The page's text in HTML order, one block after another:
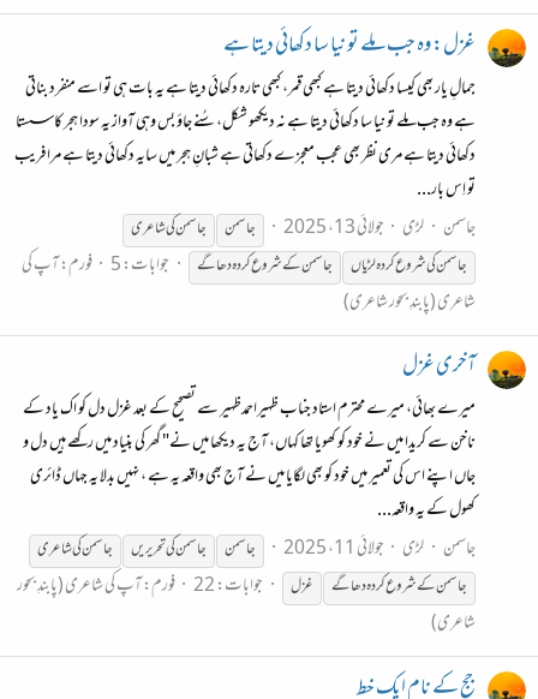
غزل: وہ جب ملے تو نیا سا دکھائی دیتا ہے
جمالِ یار بھی کیسا دکھائی دیتا ہے کبھی قمر، کبھی تارہ دکھائی دیتا ہے یہ بات ہی تو اسے منفرد بناتی
ہے وہ جب ملے تو نیا سا دکھائی دیتا ہے نہ دیکھو شکل، سُنے جاؤ بس وہی آواز یہ سودا ہجر کا سستا
دکھائی دیتا ہے مری نظر بھی عجب معجزے دکھاتی ہے شبانِ ہجر میں سایہ دکھائی دیتا ہے مرا فریب
تو اِس بار...
جاسمن
لڑی جولائی 13، 2025 جاسمن جاسمنکی شاعری
جاسمنکیشروعکردہلڑیاں جاسمنکےشروعکردہدھاگے جوابات: 5 فورم:آپ کی
شاعری (پابندِ بحور شاعری)
آخری غزل
میرے بھائی، میرے محترم استاد جناب ظہیراحمدظہیر سے تصحیح کے بعد غزل دل کو اک یاد کے
ناخن سے کریدا میں نے خود کو کھویا تھا کہاں، آج یہ دیکھا میں نے" گھر کی بنیاد میں رکھے ہیں دل و
جاں اپنے اس کی تعمیر میں خود کو بھی لگایا میں نے آج بھی واقعہ یہ ہے ، نہیں بدلا یہ جہاں ڈائری
کھول کے یہ واقعہ...
جاسمن
لڑی جولائی 11، 2025 جاسمن جاسمنکی تحریریں جاسمنکی شاعری
جاسمنکےشروعکردہدھاگے غزل جوابات: 22 فورم:آپ کی شاعری (پابندِ بحور
شاعری)
جج کے نام ایک خط